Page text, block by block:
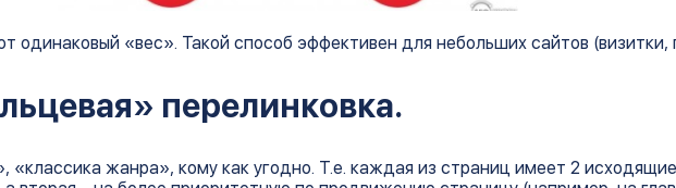
одинаковый «вес». Такой способ эффективен для небольших сайтов (визитки,
перелинковка.
жанра», кому как угодно. Т.е. каждая из страниц имеет 2